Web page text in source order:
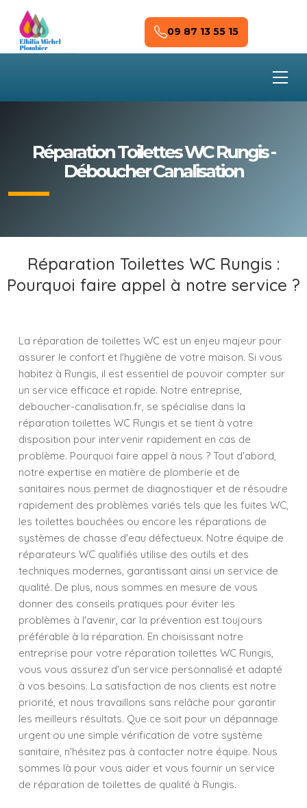
Skip to main content
09 87 13 55 15
Réparation Toilettes WC Rungis -
Déboucher Canalisation
Réparation Toilettes WC Rungis :
Pourquoi faire appel à notre service ?
La réparation de toilettes WC est un enjeu majeur pour
assurer le confort et l'hygiène de votre maison. Si vous
habitez à Rungis, il est essentiel de pouvoir compter sur
un service efficace et rapide. Notre entreprise,
deboucher-canalisation.fr, se spécialise dans la
réparation toilettes WC Rungis et se tient à votre
disposition pour intervenir rapidement en cas de
problème. Pourquoi faire appel à nous ? Tout d'abord,
notre expertise en matière de plomberie et de
sanitaires nous permet de diagnostiquer et de résoudre
rapidement des problèmes variés tels que les fuites WC,
les toilettes bouchées ou encore les réparations de
systèmes de chasse d'eau défectueux. Notre équipe de
réparateurs WC qualifiés utilise des outils et des
techniques modernes, garantissant ainsi un service de
qualité. De plus, nous sommes en mesure de vous
donner des conseils pratiques pour éviter les
problèmes à l'avenir, car la prévention est toujours
préférable à la réparation. En choisissant notre
entreprise pour votre réparation toilettes WC Rungis,
vous vous assurez d'un service personnalisé et adapté
à vos besoins. La satisfaction de nos clients est notre
priorité, et nous travaillons sans relâche pour garantir
les meilleurs résultats. Que ce soit pour un dépannage
urgent ou une simple vérification de votre système
sanitaire, n'hésitez pas à contacter notre équipe. Nous
sommes là pour vous aider et vous fournir un service
de réparation de toilettes de qualité à Rungis.